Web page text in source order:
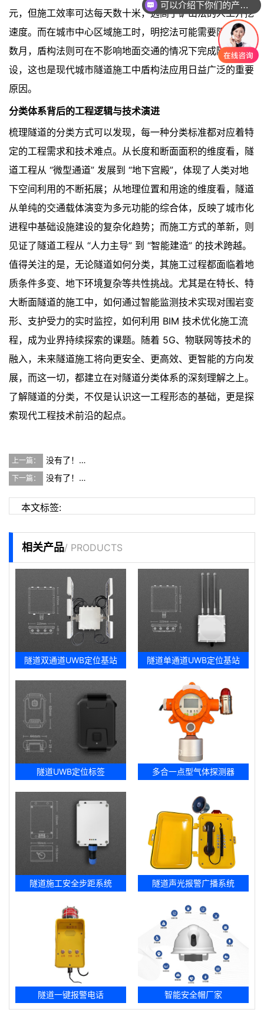
元，但施工效率可达每天数十米，远高于矿山法的人工开挖
速度。而在城市中心区域施工时，明挖法可能需要阻断交通
数月，盾构法则可在不影响地面交通的情况下完成隧道建
设，这也是现代城市隧道施工中盾构法应用日益广泛的重要
原因。
分类体系背后的工程逻辑与技术演进
梳理隧道的分类方式可以发现，每一种分类标准都对应着特
定的工程需求和技术难点。从长度和断面面积的维度看，隧
道工程从 “微型通道” 发展到 “地下宫殿”，体现了人类对地
下空间利用的不断拓展；从地理位置和用途的维度看，隧道
从单纯的交通载体演变为多元功能的综合体，反映了城市化
进程中基础设施建设的复杂化趋势；而施工方式的革新，则
见证了隧道工程从 “人力主导” 到 “智能建造” 的技术跨越。
值得关注的是，无论隧道如何分类，其施工过程都面临着地
质条件多变、地下环境复杂等共性挑战。尤其是在特长、特
大断面隧道的施工中，如何通过智能监测技术实现对围岩变
形、支护受力的实时监控，如何利用 BIM 技术优化施工流
程，成为业界持续探索的课题。随着 5G、物联网等技术的
融入，未来隧道施工将向更安全、更高效、更智能的方向发
展，而这一切，都建立在对隧道分类体系的深刻理解之上。
了解隧道的分类，不仅是认识这一工程形态的基础，更是探
索现代工程技术前沿的起点。
上一篇： 没有了！…
下一篇： 没有了！…
本文标签:
相关产品/ PRODUCTS
隧道双通道UWB定位基站 隧道单通道UWB定位基站
隧道UWB定位标签 多合一点型气体探测器
隧道施工安全步距系统 隧道声光报警广播系统
隧道一键报警电话 智能安全帽厂家
你们是怎么收费的呢